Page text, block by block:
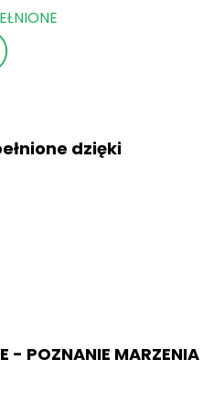
dzięki
- POZNANIE MARZENIA